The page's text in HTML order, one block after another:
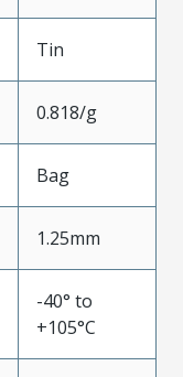
Tin
0.818/g
Bag
1.25mm
-40° to
+105°C